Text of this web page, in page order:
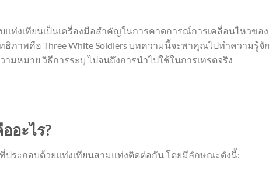
แท่งเทียนเป็นเครื่องมือสำคัญในการคาดการณ์การเคลื่อนไหวของ
ภาพคือ Three White Soldiers บทความนี้จะพาคุณไปทำความรู้จั
ามหมาย วิธีการระบุ ไปจนถึงการนำไปใช้ในการเทรดจริง
อะไร?
ที่ประกอบด้วยแท่งเทียนสามแท่งติดต่อกัน โดยมีลักษณะดังนี้: